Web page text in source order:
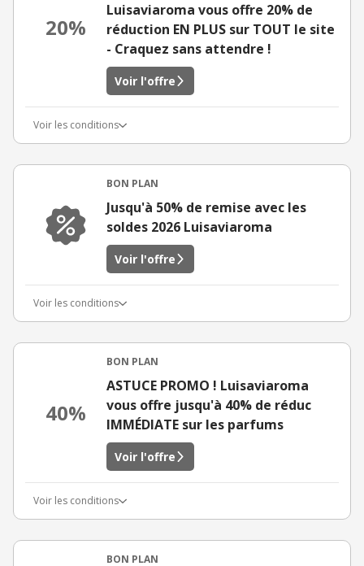
20%
Luisaviaroma vous offre 20% de
réduction EN PLUS sur TOUT le site
- Craquez sans attendre !
Voir l'offre
Voir les conditions
BON PLAN
Jusqu'à 50% de remise avec les
soldes 2026 Luisaviaroma
Voir l'offre
Voir les conditions
40%
BON PLAN
ASTUCE PROMO ! Luisaviaroma
vous offre jusqu'à 40% de réduc
IMMÉDIATE sur les parfums
Voir l'offre
Voir les conditions
BON PLAN